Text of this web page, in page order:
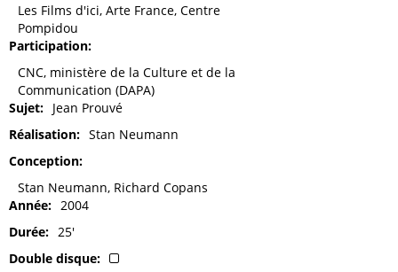
Les Films d'ici, Arte France, Centre
Pompidou
Participation
CNC, ministère de la Culture et de la
Communication (DAPA)
Sujet
Jean Prouvé
Réalisation
Stan Neumann
Conception
Stan Neumann, Richard Copans
Année
2004
Durée
25'
Double disque